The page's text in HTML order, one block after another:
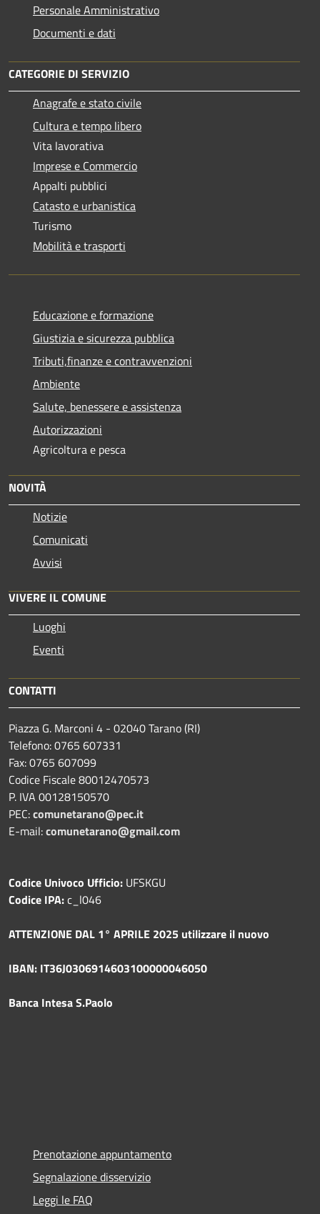
Personale Amministrativo
Documenti e dati
CATEGORIE DI SERVIZIO
Anagrafe e stato civile
Cultura e tempo libero
Vita lavorativa
Imprese e Commercio
Appalti pubblici
Catasto e urbanistica
Turismo
Mobilità e trasporti
Educazione e formazione
Giustizia e sicurezza pubblica
Tributi,finanze e contravvenzioni
Ambiente
Salute, benessere e assistenza
Autorizzazioni
Agricoltura e pesca
NOVITÀ
Notizie
Comunicati
Avvisi
VIVERE IL COMUNE
Luoghi
Eventi
CONTATTI
Piazza G. Marconi 4 - 02040 Tarano (RI)
Telefono: 0765 607331
Fax: 0765 607099
Codice Fiscale 80012470573
P. IVA 00128150570
PEC:comunetarano@pec.it
E-mail:comunetarano@gmail.com
Codice Univoco Ufficio: UFSKGU
Codice IPA:c_l046
ATTENZIONE DAL 1° APRILE 2025 utilizzare il nuovo
IBAN: IT36J0306914603100000046050
Banca Intesa S.Paolo
Prenotazione appuntamento
Segnalazione disservizio
Leggi le FAQ